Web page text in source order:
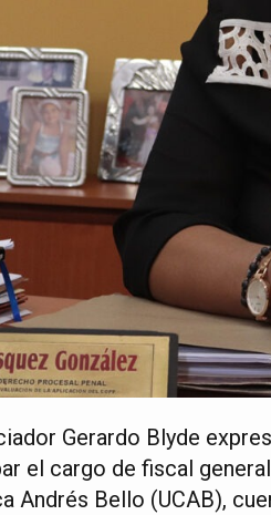
Gerardo Blyde
el cargo de fiscal
Andrés Bello (UCAB),